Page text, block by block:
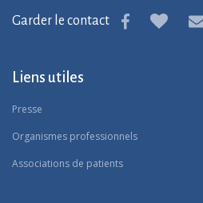
Garder le contact
Liens utiles
Presse
Organismes professionnels
Associations de patients